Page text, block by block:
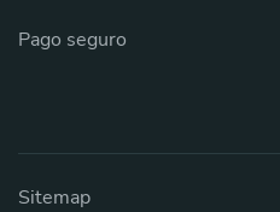
Pago seguro
Sitemap